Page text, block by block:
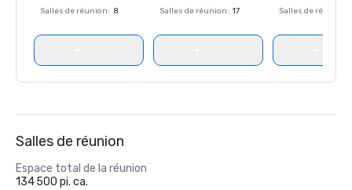
Salles de réunion: 8
Salles de réunion: 17
Salles de réunion
Salles de réunion
Espace total de la réunion
134 500 pi. ca.